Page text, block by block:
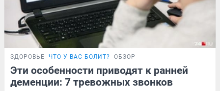
ЗДОРОВЬЕ ЧТО У ВАС БОЛИТ? ОБЗОР
Эти особенности приводят к ранней
деменции: 7 тревожных звонков